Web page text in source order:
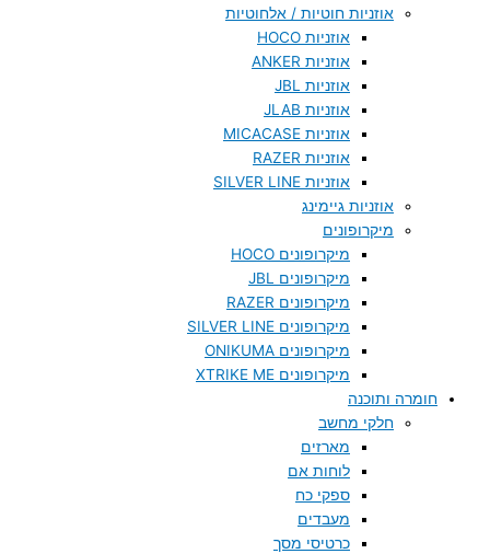
אוזניות חוטיות / אלחוטיות
אוזניות HOCO
אוזניות ANKER
אוזניות JBL
אוזניות JLAB
אוזניות MICACASE
אוזניות RAZER
אוזניות SILVER LINE
אוזניות גיימינג
מיקרופונים
מיקרופונים HOCO
מיקרופונים JBL
מיקרופונים RAZER
מיקרופונים SILVER LINE
מיקרופונים ONIKUMA
מיקרופונים XTRIKE ME
חומרה ותוכנה
חלקי מחשב
מארזים
לוחות אם
ספקי כח
מעבדים
כרטיסי מסך